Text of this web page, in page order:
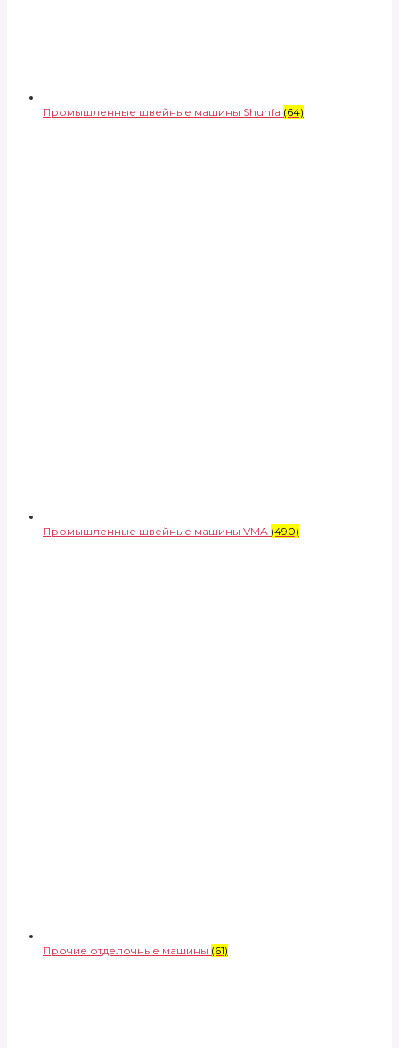
Промышленные швейные машины Shunfa (64)
Промышленные швейные машины VMA (490)
Прочие отделочные машины (61)